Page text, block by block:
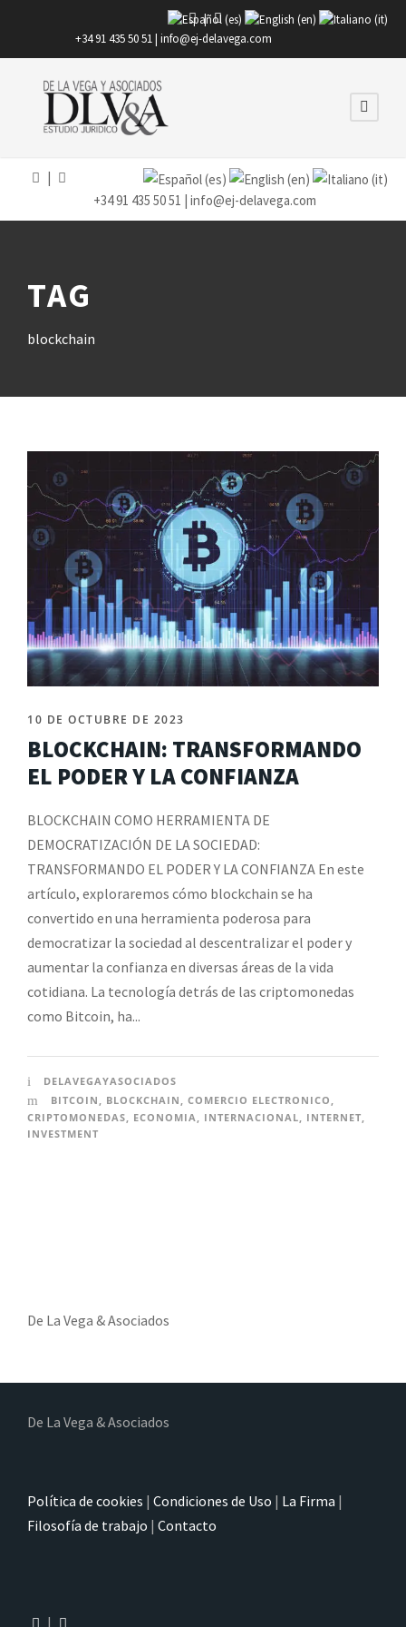
|
+34 91 435 50 51 | info@ej-delavega.com
+34 91 435 50 51 | info@ej-delavega.com
TAG
blockchain
10 DE OCTUBRE DE 2023
BLOCKCHAIN: TRANSFORMANDO
EL PODER Y LA CONFIANZA
BLOCKCHAIN COMO HERRAMIENTA DE
DEMOCRATIZACIÓN DE LA SOCIEDAD:
TRANSFORMANDO EL PODER Y LA CONFIANZA En este
artículo, exploraremos cómo blockchain se ha
convertido en una herramienta poderosa para
democratizar la sociedad al descentralizar el poder y
aumentar la confianza en diversas áreas de la vida
cotidiana. La tecnología detrás de las criptomonedas
como Bitcoin, ha...
DELAVEGAYASOCIADOS
BITCOIN , BLOCKCHAIN , COMERCIO ELECTRONICO ,
CRIPTOMONEDAS, ECONOMIA, INTERNACIONAL, INTERNET,
INVESTMENT
De La Vega & Asociados
De La Vega & Asociados
Política de cookies | Condiciones de Uso | La Firma |
Filosofía de trabajo | Contacto
|